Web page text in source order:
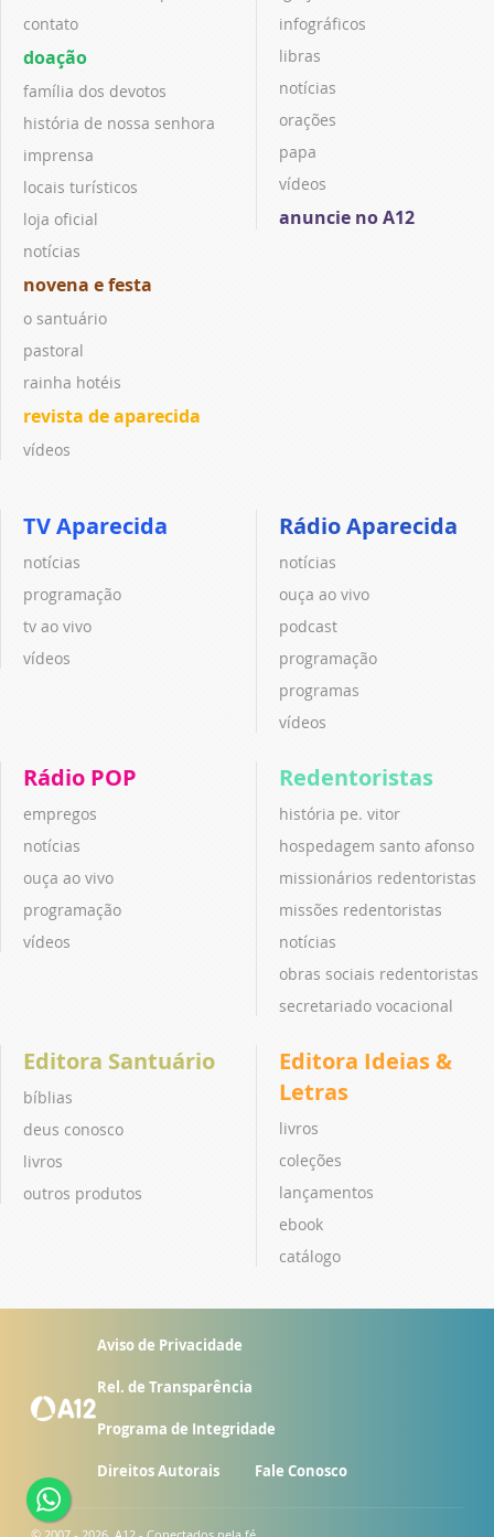
contato
doação
família dos devotos
história de nossa senhora
imprensa
locais turísticos
loja oficial
notícias
novena e festa
o santuário
pastoral
rainha hotéis
revista de aparecida
vídeos
infográficos
libras
notícias
orações
papa
vídeos
anuncie no A12
TV Aparecida
notícias
programação
tv ao vivo
vídeos
Rádio Aparecida
notícias
ouça ao vivo
podcast
programação
programas
vídeos
Rádio POP
empregos
notícias
ouça ao vivo
programação
vídeos
Redentoristas
história pe. vitor
hospedagem santo afonso
missionários redentoristas
missões redentoristas
notícias
obras sociais redentoristas
secretariado vocacional
Editora Santuário
bíblias
deus conosco
livros
outros produtos
Editora Ideias &
Letras
livros
coleções
lançamentos
ebook
catálogo
Aviso de Privacidade
Rel. de Transparência
Programa de Integridade
Direitos Autorais Fale Conosco